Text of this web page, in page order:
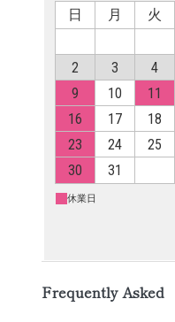
Frequently Asked